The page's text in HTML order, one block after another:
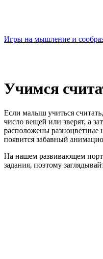
Игры на мышление и
Учимся
Если малыш учиться
число вещей или зверят, а
расположены разноцветные
появится забавный
На нашем развивающем
задания, поэтому